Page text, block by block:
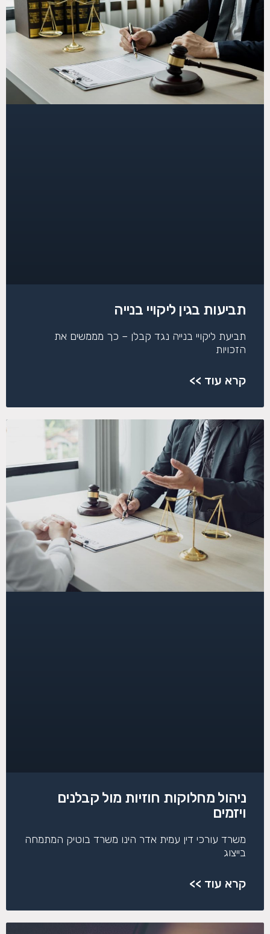
תביעות בגין ליקויי בנייה
תביעת ליקויי בנייה נגד קבלן – כך מממשים את
הזכויות
קרא עוד >>
ניהול מחלוקות חוזיות מול קבלנים
ויזמים
משרד עורכי דין עמית אדר הינו משרד בוטיק המתמחה
בייצוג
קרא עוד >>